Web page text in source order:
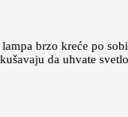
brzo kreće po
da uhvate